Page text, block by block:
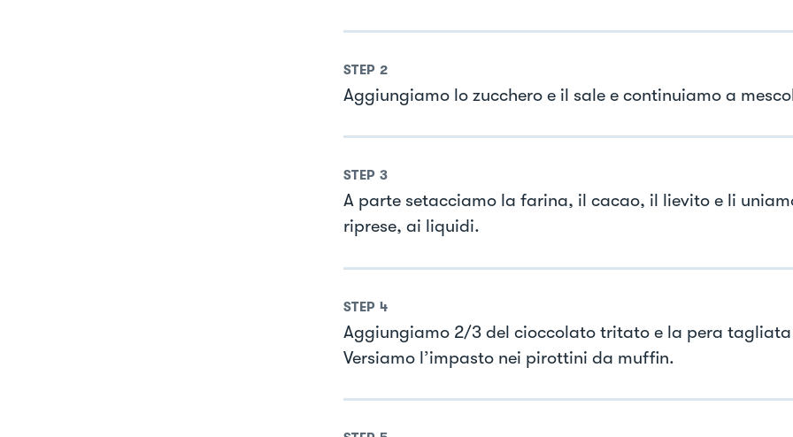
STEP 2
Aggiungiamo lo zucchero e il sale e continuiamo a
STEP 3
A parte setacciamo la farina, il cacao, il lievito e li
riprese, ai liquidi.
STEP 4
Aggiungiamo 2/3 del cioccolato tritato e la pera
Versiamo l’impasto nei pirottini da muffin.